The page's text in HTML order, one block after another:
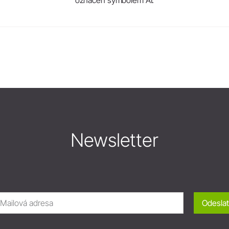
Newsletter
Odeslat